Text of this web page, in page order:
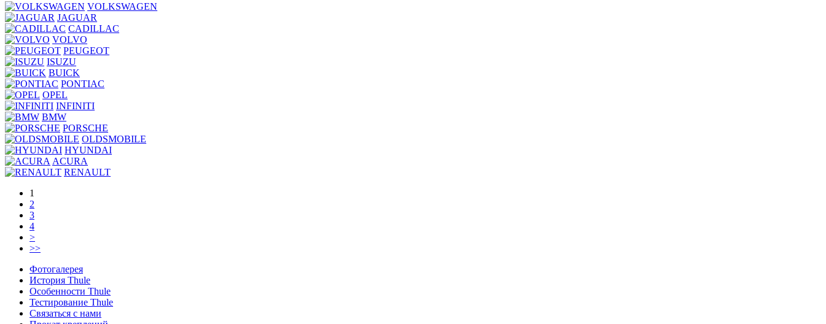
VOLKSWAGEN
JAGUAR
CADILLAC
VOLVO
PEUGEOT
ISUZU
BUICK
PONTIAC
OPEL
INFINITI
BMW
PORSCHE
OLDSMOBILE
HYUNDAI
ACURA
RENAULT
1
2
3
4
>
>>
Фотогалерея
История Thule
Особенности Thule
Тестирование Thule
Связаться с нами